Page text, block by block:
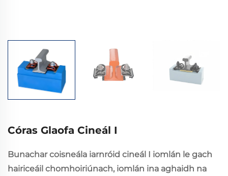
Córas Glaofa Cineál I
Bunachar coisneála iarnróid cineál I iomlán le gach
hairiceáil chomhoiriúnach, iomlán ina aghaidh na